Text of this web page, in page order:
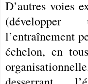
D’autres voies
l’entraînement
échelon, en